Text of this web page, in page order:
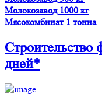
Молокозавод 1000 кг
Мясокомбинат 1 тонна
Строительство
дней*